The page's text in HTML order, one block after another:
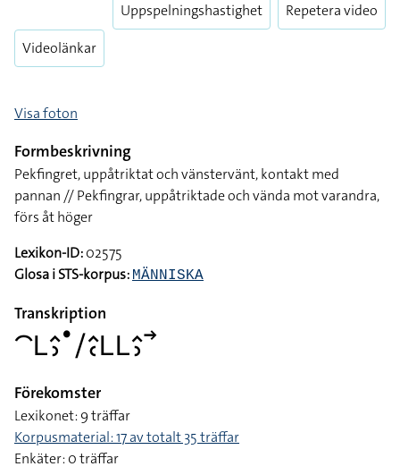
Videolänkar
Uppspelningshastighet Repetera video
Visa foton
Formbeskrivning
Pekfingret, uppåtriktat och vänstervänt, kontakt med
pannan // Pekfingrar, uppåtriktade och vända mot varandra,
förs åt höger
Lexikon-ID:02575
Glosa i STS-korpus: MÄNNISKA
Transkription
􌤃􌥈􌤵􌤶􌤟􌥠􌤵􌥗􌥈􌥈􌤵􌤶􌥣
Förekomster
Lexikonet: 9 träffar
Korpusmaterial: 17 av totalt 35 träffar
Enkäter: 0 träffar